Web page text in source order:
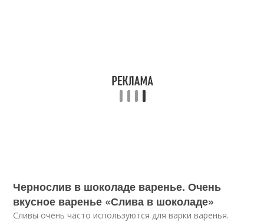
Чернослив в шоколаде варенье. Очень
вкусное варенье «Слива в шоколаде»
Сливы очень часто используются для варки варенья.